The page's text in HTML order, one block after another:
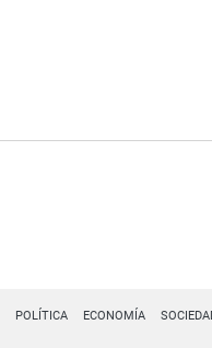
POLÍTICA ECONOMÍA